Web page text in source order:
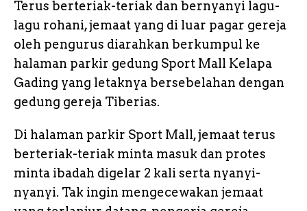
Terus berteriak-teriak dan bernyanyi lagu-
lagu rohani, jemaat yang di luar pagar gereja
oleh pengurus diarahkan berkumpul ke
halaman parkir gedung Sport Mall Kelapa
Gading yang letaknya bersebelahan dengan
gedung gereja Tiberias.
Di halaman parkir Sport Mall, jemaat terus
berteriak-teriak minta masuk dan protes
minta ibadah digelar 2 kali serta nyanyi-
nyanyi. Tak ingin mengecewakan jemaat